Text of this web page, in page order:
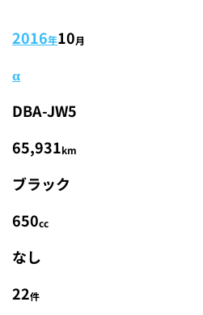
2016年10月
α
DBA-JW5
65,931km
ブラック
650cc
なし
22件